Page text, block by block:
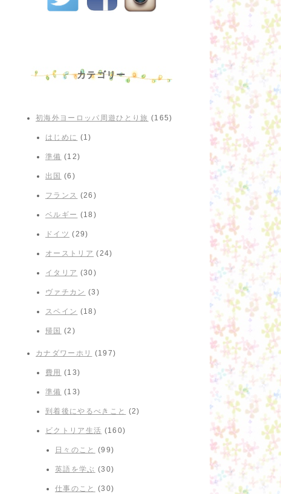
カテゴリー
初海外ヨーロッパ周遊ひとり旅 (165)
はじめに (1)
準備 (12)
出国 (6)
フランス (26)
ベルギー (18)
ドイツ (29)
オーストリア (24)
イタリア (30)
ヴァチカン (3)
スペイン (18)
帰国 (2)
カナダワーホリ (197)
費用 (13)
準備 (13)
到着後にやるべきこと (2)
ビクトリア生活 (160)
日々のこと (99)
英語を学ぶ (30)
仕事のこと (30)